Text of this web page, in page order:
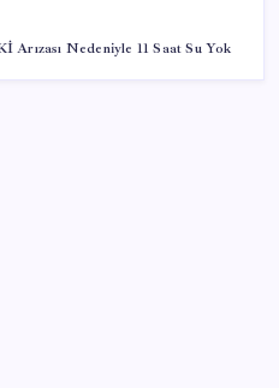
Arızası Nedeniyle 11 Saat Su Yok